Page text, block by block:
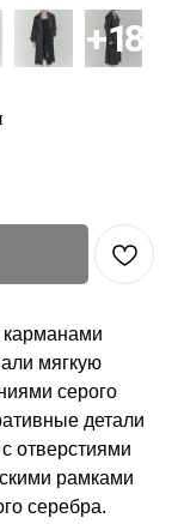
карманами
мягкую
серого
детали
отверстиями
рамками
серебра.